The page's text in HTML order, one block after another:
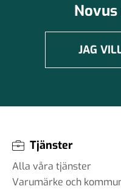
JAG
Tjänster
Alla våra tjänster
Varumärke och